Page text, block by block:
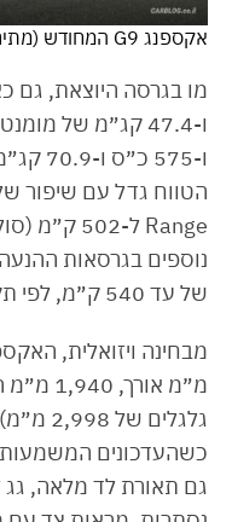
אקספנג G9 המחודש (מתיחת פנים)
ו-47.4 קג״מ של
ו-575
של עד 540 ק״מ, לפי תקן WLTP. כ
כשהעדכונים
גם תאורת לד מלאה, גג